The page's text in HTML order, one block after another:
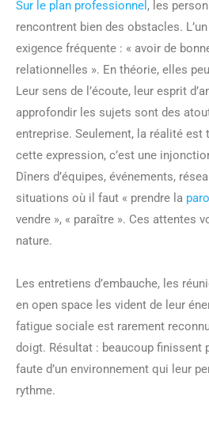
Sur le plan professionnel , les
rencontrent bien des obstacles.
exigence fréquente : « avoir de
relationnelles ». En théorie, elles
Leur sens de l’écoute, leur esprit
approfondir les sujets sont des
entreprise. Seulement, la réalité est
cette expression, c’est une
Dîners d’équipes, événements,
situations où il faut « prendre la
vendre », « paraître ». Ces attentes
nature.
Les entretiens d’embauche, les
en open space les vident de leur
fatigue sociale est rarement
doigt. Résultat : beaucoup finissent
faute d’un environnement qui leur
rythme.